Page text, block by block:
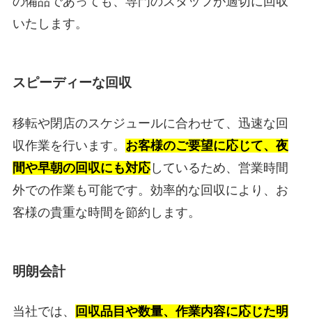
いたします。
スピーディーな回収
移転や閉店のスケジュールに合わせて、迅速な回
収作業を行います。 お客様のご要望に応じて、夜
間や早朝の回収にも対応しているため、営業時間
外での作業も可能です。効率的な回収により、お
客様の貴重な時間を節約します。
明朗会計
当社では、
回収品目や数量、作業内容に応じた明